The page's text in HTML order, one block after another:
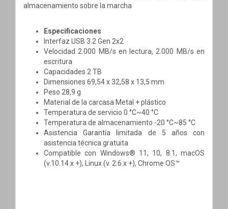
almacenamiento sobre la marcha
Especificaciones
Interfaz USB 3.2 Gen 2x2
Velocidad 2.000 MB/s en lectura, 2.000 MB/s en
escritura
Capacidades 2 TB
Dimensiones 69,54 x 32,58 x 13,5 mm
Peso 28,9 g
Material de la carcasa Metal + plástico
Temperatura de servicio 0 °C~40 °C
Temperatura de almacenamiento -20 °C~85 °C
Asistencia Garantía limitada de 5 años con
asistencia técnica gratuita
Compatible con Windows® 11, 10, 8.1, macOS
(v.10.14.x +), Linux (v. 2.6.x +), Chrome OS™